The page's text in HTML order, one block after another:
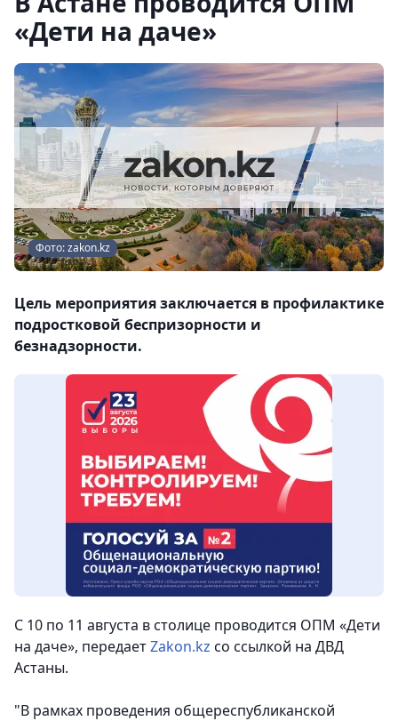
«Дети на даче»
Фото: zakon.kz
Цель мероприятия заключается в профилактике
подростковой беспризорности и
безнадзорности.
С 10 по 11 августа в столице проводится ОПМ «Дети
на даче», передаетZakon.kz со ссылкой на ДВД
Астаны.
"В рамках проведения общереспубликанской